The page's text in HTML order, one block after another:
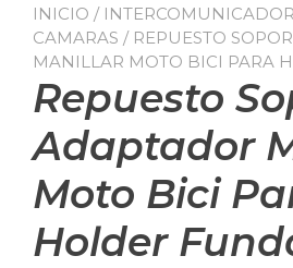
INICIO /
CAMARAS / REPUESTO
MANILLAR MOTO BICI PARA
Repuesto
Adaptador
Moto Bici
Holder